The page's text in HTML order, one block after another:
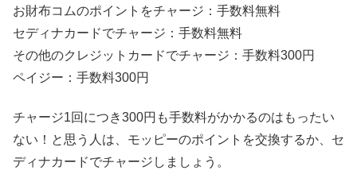
お財布コムのポイントをチャージ：手数料無料
セディナカードでチャージ：手数料無料
その他のクレジットカードでチャージ：手数料300円
ペイジー：手数料300円
チャージ1回につき300円も手数料がかかるのはもったい
ない！と思う人は、モッピーのポイントを交換するか、セ
ディナカードでチャージしましょう。